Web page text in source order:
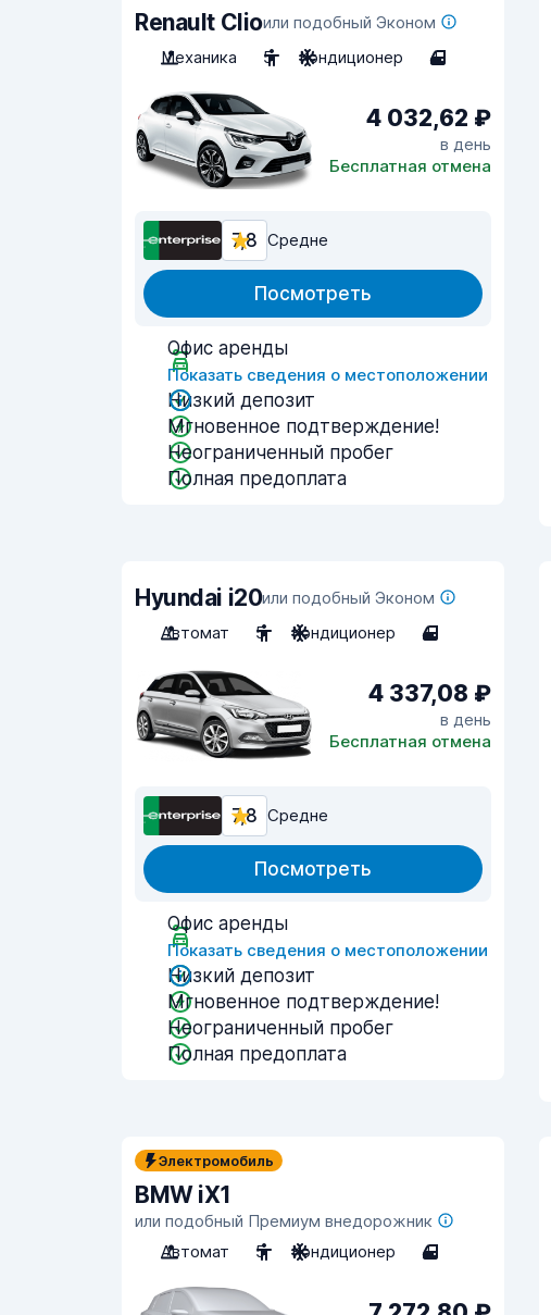
Renault Clioили подобный Эконом
Механика
5 Кондиционер 4
4 032,62 ₽
в день
Бесплатная отмена
7,8 Средне
Посмотреть
Офис аренды
Показать сведения о местоположении
Низкий депозит
Мгновенное подтверждение!
Неограниченный пробег
Полная предоплата
Hyundai i20или подобный Эконом
Автомат
5 Кондиционер 4
4 337,08 ₽
в день
Бесплатная отмена
7,8 Средне
Посмотреть
Офис аренды
Показать сведения о местоположении
Низкий депозит
Мгновенное подтверждение!
Неограниченный пробег
Полная предоплата
Электромобиль
BMW iX1
или подобный Премиум внедорожник
Автомат
5 Кондиционер 4